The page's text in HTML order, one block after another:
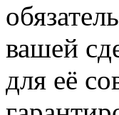
вашей
для её